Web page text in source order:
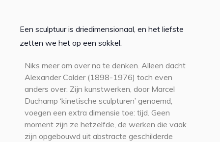
Een sculptuur is driedimensionaal, en het liefste
zetten we het op een sokkel.
Niks meer om over na te denken. Alleen dacht
Alexander Calder (1898-1976) toch even
anders over. Zijn kunstwerken, door Marcel
Duchamp ‘kinetische sculpturen’ genoemd,
voegen een extra dimensie toe: tijd. Geen
moment zijn ze hetzelfde, de werken die vaak
zijn opgebouwd uit abstracte geschilderde